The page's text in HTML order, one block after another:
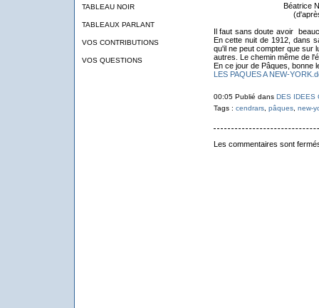
TABLEAU NOIR
TABLEAUX PARLANT
VOS CONTRIBUTIONS
VOS QUESTIONS
Béatrice
Il faut sans doute avoir
En cette nuit de 1912, dans
qu'il ne peut compter que sur
autres. Le chemin même de
En ce jour de Pâques, bonne
LES PAQUES A NEW-
00:05 Publié dans DES IDEES
Tags : cendrars, pâques, new-
Les commentaires sont